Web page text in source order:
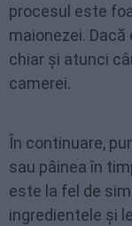
procesul este
maionezei.
chiar și atunci
camerei.
În continuare,
sau pâinea în
este la fel de
ingredientele și